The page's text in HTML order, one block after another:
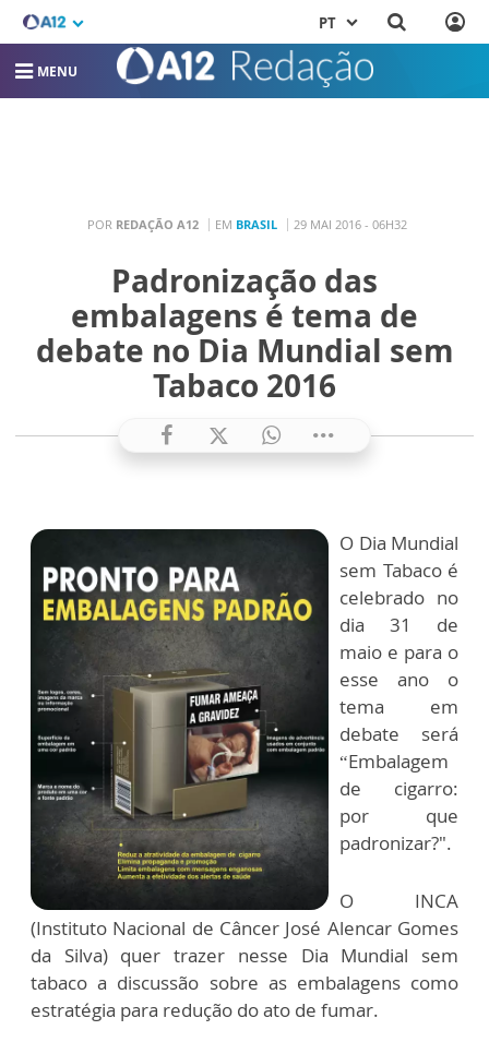
PT
MENU
POR REDAÇÃO A12 EM BRASIL 29 MAI 2016 - 06H32
Padronização das
embalagens é tema de
debate no Dia Mundial sem
Tabaco 2016
O Dia Mundial
sem Tabaco é
celebrado no
dia 31 de
maio e para o
esse ano o
tema em
debate será
“Embalagem
de cigarro:
por que
padronizar?".
O INCA
(Instituto Nacional de Câncer José Alencar Gomes
da Silva) quer trazer nesse Dia Mundial sem
tabaco a discussão sobre as embalagens como
estratégia para redução do ato de fumar.